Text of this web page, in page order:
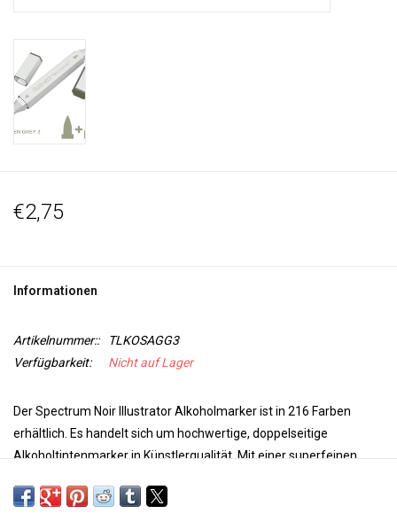
€2,75
Informationen
Artikelnummer::
TLKOSAGG3
Verfügbarkeit:
Nicht auf Lager
Der Spectrum Noir Illustrator Alkoholmarker ist in 216 Farben
erhältlich. Es handelt sich um hochwertige, doppelseitige
Alkoholtintenmarker in Künstlerqualität. Mit einer superfeinen
Pinselspitze für Vielseitigkeit und zusätzliche Kontrolle bei Ihrer